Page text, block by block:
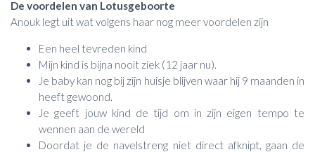
De voordelen van Lotusgeboorte
Anouk legt uit wat volgens haar nog meer voordelen zijn
Een heel tevreden kind
Mijn kind is bijna nooit ziek (12 jaar nu).
Je baby kan nog bij zijn huisje blijven waar hij 9 maanden in
heeft gewoond.
Je geeft jouw kind de tijd om in zijn eigen tempo te
wennen aan de wereld
Doordat je de navelstreng niet direct afknipt, gaan de